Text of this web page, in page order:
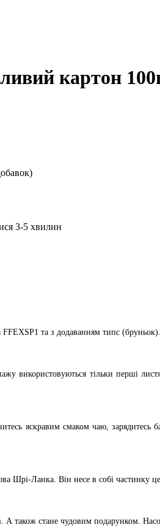
картон
3-5 хвилин
та з додаванням типс (бруньок).
тільки перші
яскравим смаком чаю, зарядитесь
Шрі-Ланка. Він несе в собі частинку
А також стане чудовим подарунком.